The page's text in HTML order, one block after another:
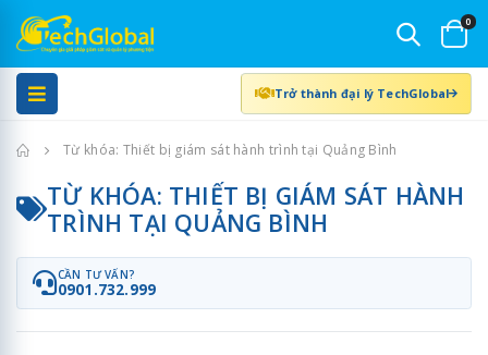
0
Trở thành đại lý TechGlobal
Trang chủTừ khóa: Thiết bị giám sát hành trình tại Quảng Bình
TỪ KHÓA: THIẾT BỊ GIÁM SÁT HÀNH
TRÌNH TẠI QUẢNG BÌNH
CẦN TƯ VẤN?
0901.732.999